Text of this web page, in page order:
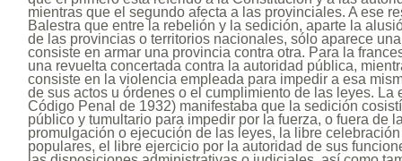
mientras que el segundo afecta a las provinciales. A ese
Balestra que entre la rebelión y la sedición, aparte la
de las provincias o territorios nacionales, sólo aparece
consiste en armar una provincia contra otra. Para la
una revuelta concertada contra la autoridad pública,
consiste en la violencia empleada para impedir a esa
de sus actos u órdenes o el cumplimiento de las leyes. La
Código Penal de 1932) manifestaba que la sedición
público y tumultario para impedir por la fuerza, o fuera de
promulgación o ejecución de las leyes, la libre
populares, el libre ejercicio por la autoridad de sus